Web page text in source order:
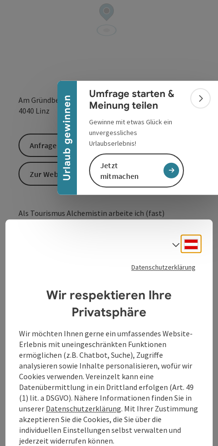
Urlaub gewinnen
Banner einklappen
Umfrage starten &
Meinung teilen
Gewinne mit etwas Glück ein
unvergessliches
Urlaubserlebnis!
Jetzt
mitmachen
Am Gründberghof 59A
4040 Linz in Google
in
Als Tourismus Alchemistin arbeite ich (fast)
Die vielfältige Natur wird durch Erlebnisplätze und
Neues Naturerleben, wo Menschen sich selbst in
Gruppen plötzlich mehr wird als die Summe ihrer
Einzelpersonen. Ist diese Tür einmal geöffnet können
eindrucksvolle ICH- und WIR-Erlebnisse geschehen!
Kontakt
Anreise/Lage
Barrierefreiheit
Anfrage senden
Zur Website
Datenschutzerklärung
Wir respektieren Ihre
Privatsphäre
Wir möchten Ihnen gerne ein umfassendes Website-
Erlebnis mit uneingeschränkten Funktionen
ermöglichen (z.B. Chatbot, Suche), Zugriffe
analysieren sowie Inhalte personalisieren, wofür wir
Cookies verwenden. Vereinzelt kann eine
Datenübermittlung in ein Drittland erfolgen (Art. 49
(1) lit. a DSGVO). Nähere Informationen finden Sie in
unserer Datenschutzerklärung. Mit Ihrer Zustimmung
akzeptieren Sie die Cookies, die Sie über die
individuellen Einstellungen selbst verwalten und
jederzeit widerrufen können.